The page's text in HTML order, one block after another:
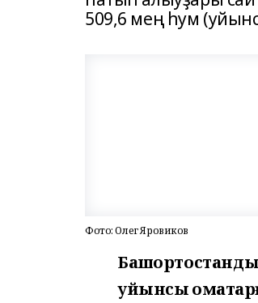
509,6 мең һум
Фото: Олег Яровиков
уйынсыҡ